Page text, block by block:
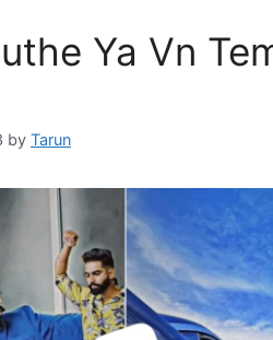
Ya Vn
by Tarun